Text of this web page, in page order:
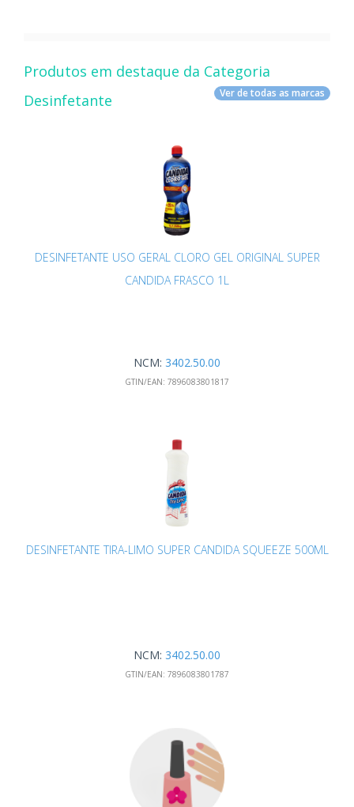
Produtos em destaque da Categoria
Desinfetante
Ver de todas as marcas
DESINFETANTE USO GERAL CLORO GEL ORIGINAL SUPER
CANDIDA FRASCO 1L
NCM: 3402.50.00
GTIN/EAN: 7896083801817
DESINFETANTE TIRA-LIMO SUPER CANDIDA SQUEEZE 500ML
NCM: 3402.50.00
GTIN/EAN: 7896083801787